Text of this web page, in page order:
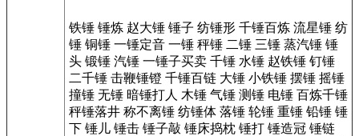
铁锤 锤炼 赵大锤 锤子 纺锤形 千锤百炼 流星锤 纺
锤 铜锤 一锤定音 一锤 秤锤 二锤 三锤 蒸汽锤 锤
头 锻锤 汽锤 一锤子买卖 千锤 水锤 赵铁锤 钉锤
二千锤 击鞭锤镫 千锤百链 大锤 小铁锤 摆锤 摇锤
撞锤 无锤 暗锤打人 木锤 气锤 测锤 电锤 百炼千锤
秤锤落井 称不离锤 纺锤体 落锤 轮锤 重锤 铅锤 锤
下 锤儿 锤击 锤子敲 锤床捣枕 锤打 锤造冠 锤链